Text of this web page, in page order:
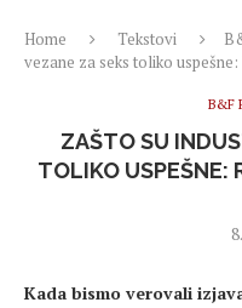
Home Tekstovi
vezane za seks toliko
B&F
ZAŠTO SU
TOLIKO USPEŠNE:
Kada bismo verovali